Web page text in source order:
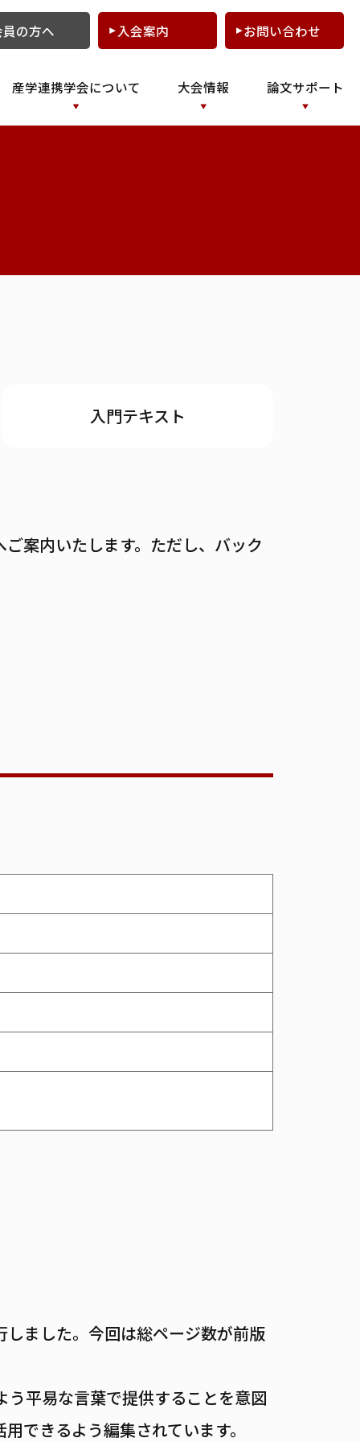
の方へ 入会案内 お問い合わせ
産学連携学会について 大会情報 論文サポート
入門テキスト
案内いたします。ただし、バック
ました。今回は総ページ数が前版
平易な言葉で提供することを意図
できるよう編集されています。